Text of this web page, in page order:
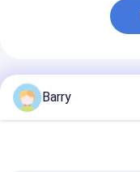
Önerilen Ürünler
Barry